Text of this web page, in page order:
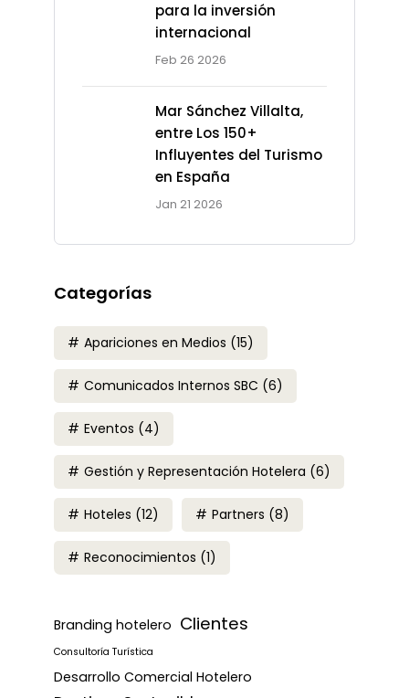
para la inversión
internacional
Feb 26 2026
Mar Sánchez Villalta,
entre Los 150+
Influyentes del Turismo
en España
Jan 21 2026
Categorías
Apariciones en Medios (15)
Comunicados Internos SBC (6)
Eventos (4)
Gestión y Representación Hotelera (6)
Hoteles (12) Partners (8)
Reconocimientos (1)
Branding hotelero Clientes
Consultoría Turística
Desarrollo Comercial Hotelero